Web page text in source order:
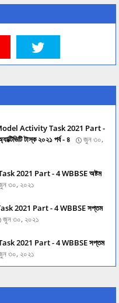
Activity Task 2021 Part -
টাস্ক ২০২১ পর্ব - ৪
জুন ৩০,
2021 Part - 4 WBBSE অষ্টম
৩০, ২০২১
2021 Part - 4 WBBSE সপ্তম
জুন ৩০, ২০২১
2021 Part - 4 WBBSE সপ্তম
৩০, ২০২১